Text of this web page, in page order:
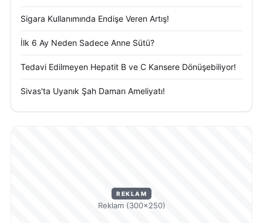
Sigara Kullanımında Endişe Veren Artış!
İlk 6 Ay Neden Sadece Anne Sütü?
Tedavi Edilmeyen Hepatit B ve C Kansere Dönüşebiliyor!
Sivas'ta Uyanık Şah Damarı Ameliyatı!
REKLAM
Reklam (300×250)